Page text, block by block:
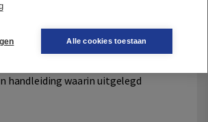
vraag naar cursusmateriaal
en wensen van laaggeletterden.
handleiding waarin uitgelegd
Alle cookies toestaan